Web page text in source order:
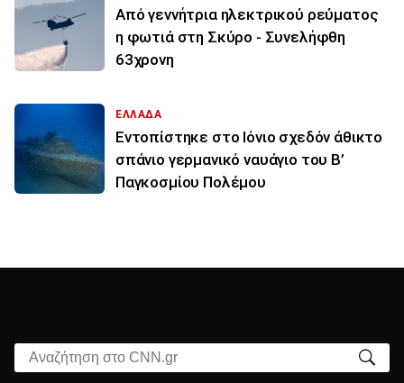
Από γεννήτρια ηλεκτρικού ρεύματος
η φωτιά στη Σκύρο - Συνελήφθη
63χρονη
ΕΛΛΑΔΑ
Εντοπίστηκε στο Ιόνιο σχεδόν άθικτο
σπάνιο γερμανικό ναυάγιο του Β’
Παγκοσμίου Πολέμου
Αναζήτηση στο CNN.gr